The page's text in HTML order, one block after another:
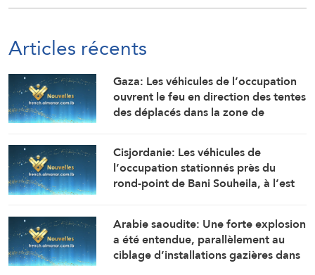
Articles récents
Gaza: Les véhicules de l’occupation
ouvrent le feu en direction des tentes
des déplacés dans la zone de
Cisjordanie: Les véhicules de
l’occupation stationnés près du
rond-point de Bani Souheila, à l’est
un feu nourri en direction des
maisons et des tentes des citoyens
Arabie saoudite: Une forte explosion
a été entendue, parallèlement au
ciblage d’installations gazières dans